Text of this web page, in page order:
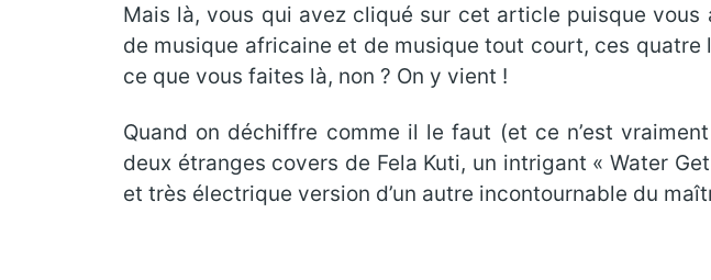
Mais là, vous qui avez cliqué sur cet article puisque
de musique africaine et de musique tout court, ces
ce que vous faites là, non ? On y vient !
Quand on déchiffre comme il le faut (et ce n’est
deux étranges covers de Fela Kuti, un intrigant « Water
et très électrique version d’un autre incontournable du